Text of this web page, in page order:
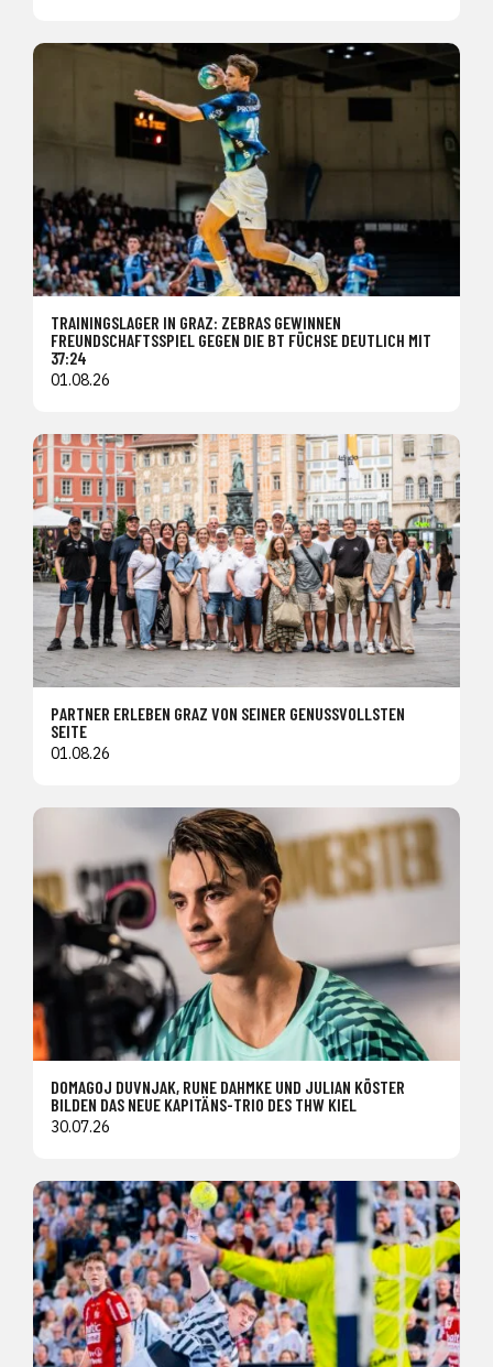
TRAININGSLAGER IN GRAZ: ZEBRAS GEWINNEN
FREUNDSCHAFTSSPIEL GEGEN DIE BT FÜCHSE DEUTLICH MIT
37:24
01.08.26
PARTNER ERLEBEN GRAZ VON SEINER GENUSSVOLLSTEN
SEITE
01.08.26
DOMAGOJ DUVNJAK, RUNE DAHMKE UND JULIAN KÖSTER
BILDEN DAS NEUE KAPITÄNS-TRIO DES THW KIEL
30.07.26